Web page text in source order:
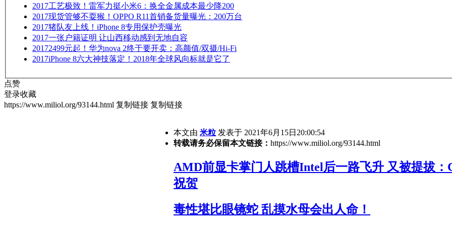
2017工艺极致！雷军力挺小米6：换全金属成本最少降200
2017现货管够不耍猴！OPPO R11首销备货量曝光：200万台
2017猪队友上线！iPhone 8专用保护壳曝光
2017一张户籍证明 让山西移动感到无地自容
20172499元起！华为nova 2终于要开卖：高颜值/双摄/Hi-Fi
2017iPhone 8六大神技落定！2018年全球风向标就是它了
点赞
登录收藏
https://www.miliol.org/93144.html 复制链接 复制链接
本文由 米粒 发表于 2021年6月15日20:00:54
转载请务必保留本文链接： https://www.miliol.org/93144.html
AMD前显卡掌门人跳槽Intel后一路飞升 又被提拔：
祝贺
毒性堪比眼镜蛇 乱摸水母会出人命！